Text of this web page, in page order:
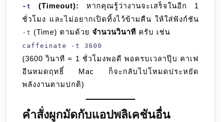
-t (Timeout):
หากคุณรู้ว่างานจะเสร็จในอีก 1
ชั่วโมง และไม่อยากเปิดทิ้งไว้ข้ามคืน ให้ใส่ฟังก์ชัน
-t (Time) ตามด้วย จำนวนวินาที ครับ เช่น
caffeinate -t 3600
(3600 วินาที = 1 ชั่วโมงพอดี พอครบเวลาปุ๊บ คาเฟ
อีนหมดฤทธิ์ Mac ก็จะกลับไปโหมดประหยัด
พลังงานตามปกติ)
คำสั่งผูกมัดกับแอปพลิเคชันอื่น